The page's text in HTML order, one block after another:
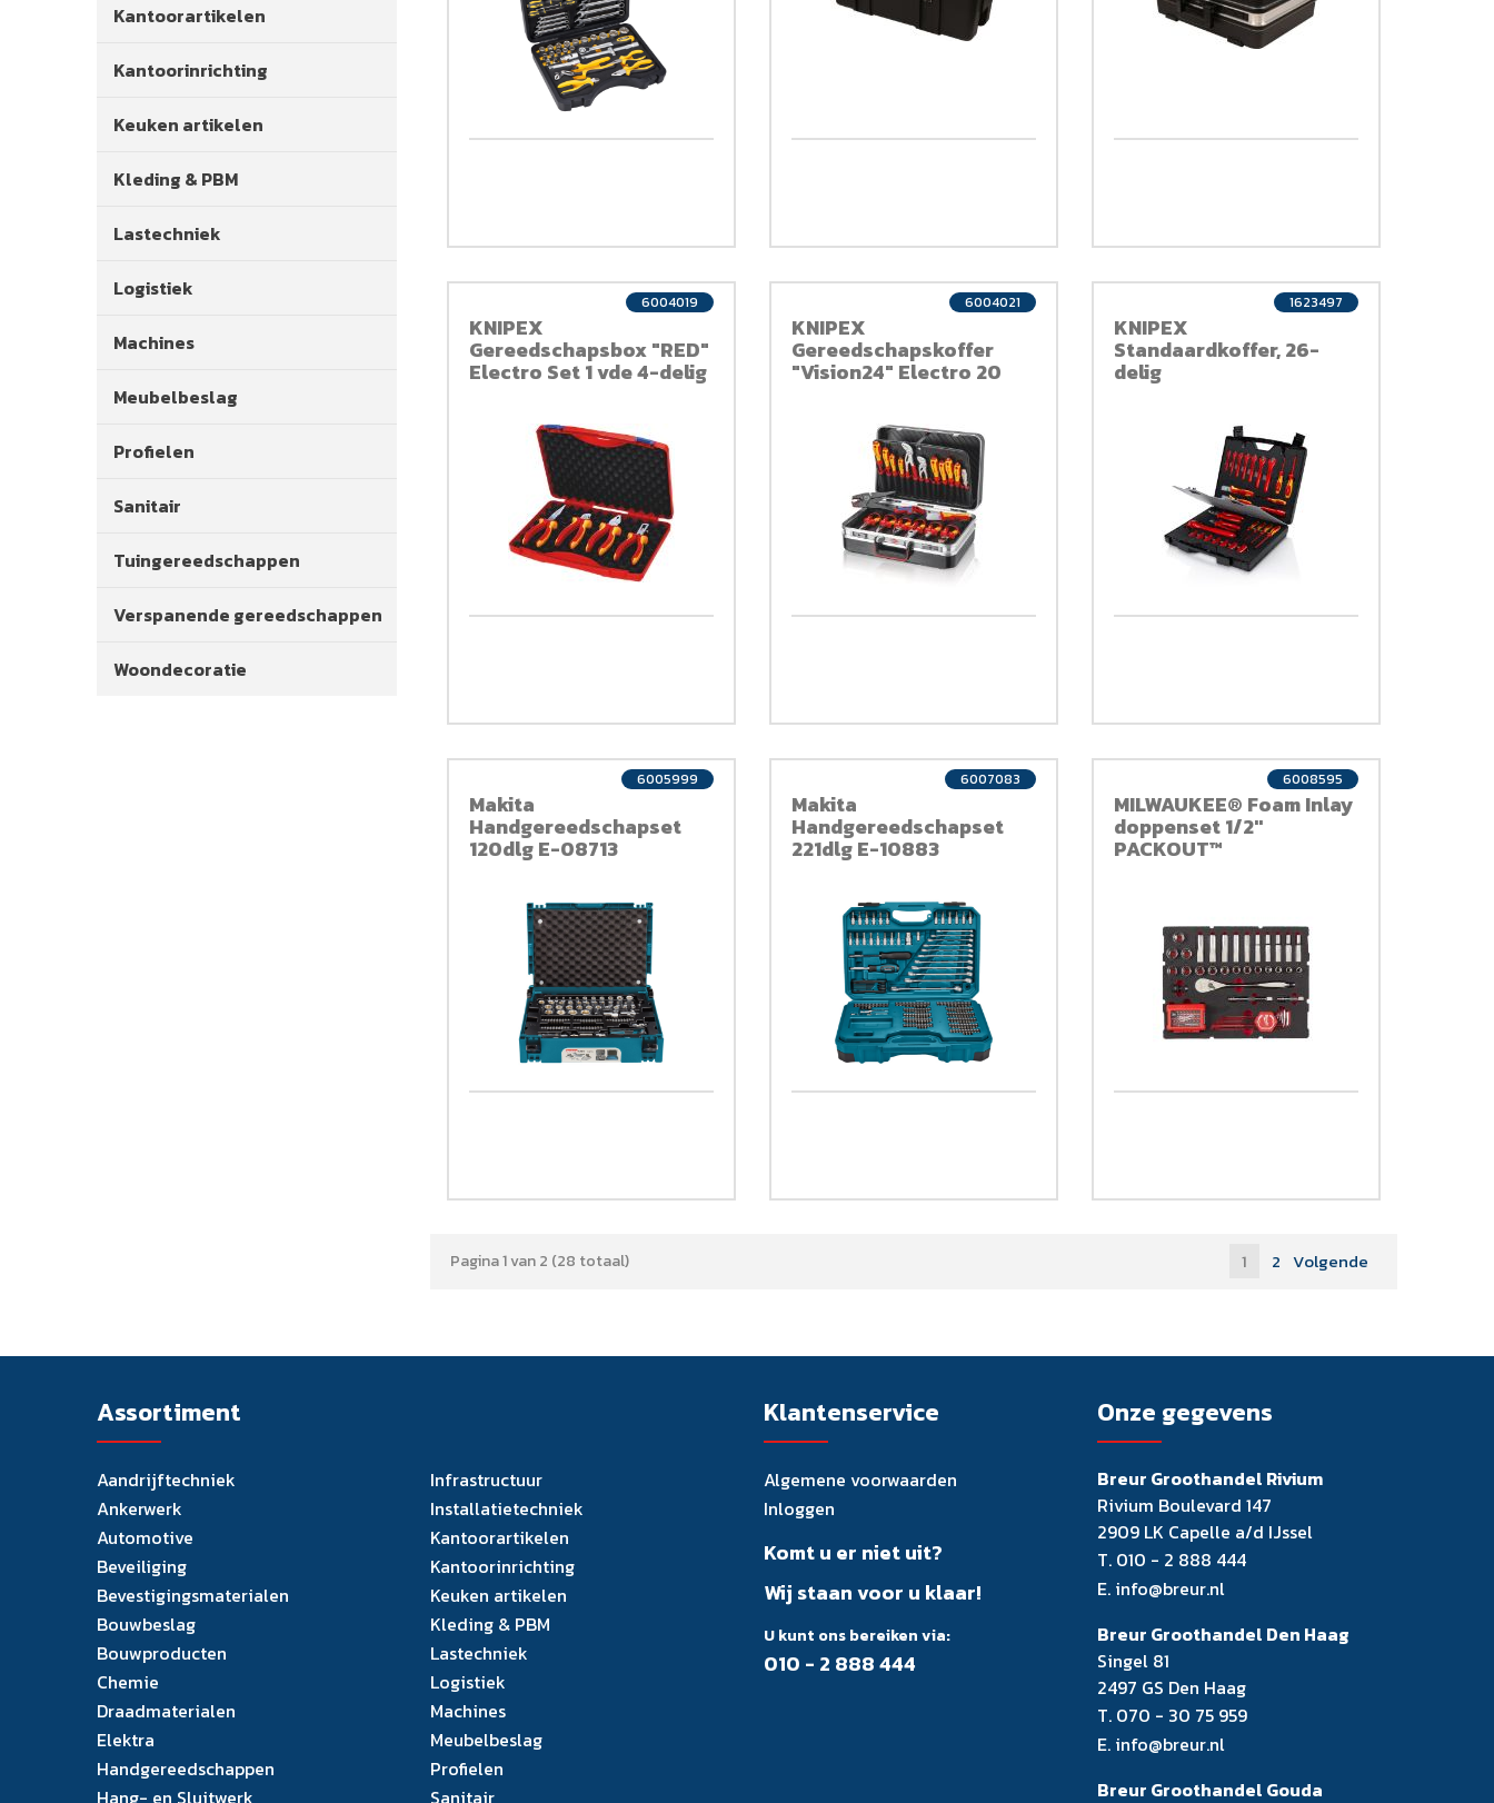
Kantoorartikelen
Kantoorinrichting
Keuken artikelen
Kleding & PBM
Lastechniek
Logistiek
Machines
Meubelbeslag
Profielen
Sanitair
Tuingereedschappen
Verspanende gereedschappen
Woondecoratie
KNIPEX
Gereedschapsbox "RED"
Electro Set 1 vde 4-delig
6004019
KNIPEX
Gereedschapskoffer
"Vision24" Electro 20
6004021
KNIPEX
Standaardkoffer, 26-
delig
1623497
Makita
Handgereedschapset
120dlg E-08713
6005999
Makita
Handgereedschapset
221dlg E-10883
6007083
MILWAUKEE® Foam Inlay
doppenset 1/2''
PACKOUT™
6008595
Pagina 1 van 2 (28 totaal) 1 2 Volgende
Assortiment
Aandrijftechniek
Ankerwerk
Automotive
Beveiliging
Bevestigingsmaterialen
Bouwbeslag
Bouwproducten
Chemie
Draadmaterialen
Elektra
Handgereedschappen
Hang- en Sluitwerk
Infrastructuur
Installatietechniek
Kantoorartikelen
Kantoorinrichting
Keuken artikelen
Kleding & PBM
Lastechniek
Logistiek
Machines
Meubelbeslag
Profielen
Sanitair
Klantenservice
Algemene voorwaarden
Inloggen
Komt u er niet uit?
Wij staan voor u klaar!
U kunt ons bereiken via:
010 - 2 888 444
Onze gegevens
Breur Groothandel Rivium
Rivium Boulevard 147
2909 LK Capelle a/d IJssel
T. 010 - 2 888 444
E. info@breur.nl
Breur Groothandel Den Haag
Singel 81
2497 GS Den Haag
T. 070 - 30 75 959
E. info@breur.nl
Breur Groothandel Gouda